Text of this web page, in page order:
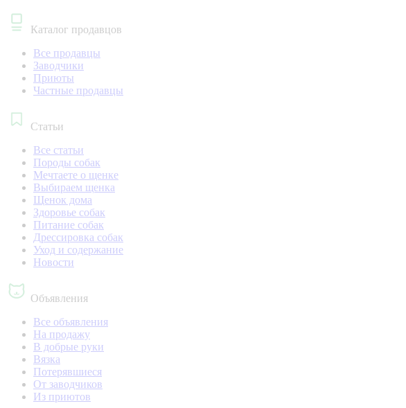
Каталог продавцов
Все продавцы
Заводчики
Приюты
Частные продавцы
Статьи
Все статьи
Породы собак
Мечтаете о щенке
Выбираем щенка
Щенок дома
Здоровье собак
Питание собак
Дрессировка собак
Уход и содержание
Новости
Объявления
Все объявления
На продажу
В добрые руки
Вязка
Потерявшиеся
От заводчиков
Из приютов